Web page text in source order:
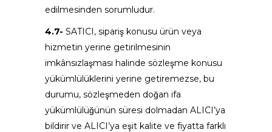
edilmesinden sorumludur.
4.7- SATICI, sipariş konusu ürün veya
hizmetin yerine getirilmesinin
imkânsızlaşması halinde sözleşme konusu
yükümlülüklerini yerine getiremezse, bu
durumu, sözleşmeden doğan ifa
yükümlülüğünün süresi dolmadan ALICI’ya
bildirir ve ALICI’ya eşit kalite ve fiyatta farklı